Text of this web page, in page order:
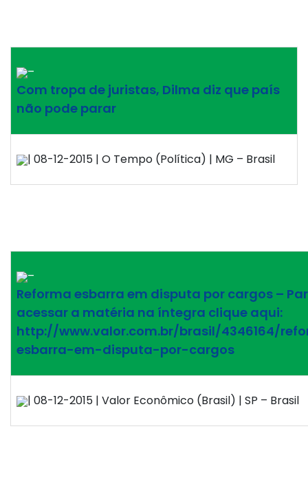
–
Com tropa de juristas, Dilma diz que país
não pode parar
| 08-12-2015 | O Tempo (Política) | MG – Brasil
–
Reforma esbarra em disputa por cargos –
acessar a matéria na íntegra clique aqui:
http://www.valor.com.br/brasil/4346164/
esbarra-em-disputa-por-cargos
| 08-12-2015 | Valor Econômico (Brasil) | SP – Brasil